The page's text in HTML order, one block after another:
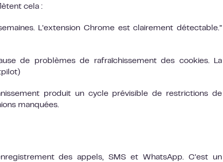
cela :
L’extension Chrome est clairement détectable.”
de problèmes de rafraîchissement des cookies. La
produit un cycle prévisible de restrictions de
manquées.
des appels, SMS et WhatsApp. C’est un